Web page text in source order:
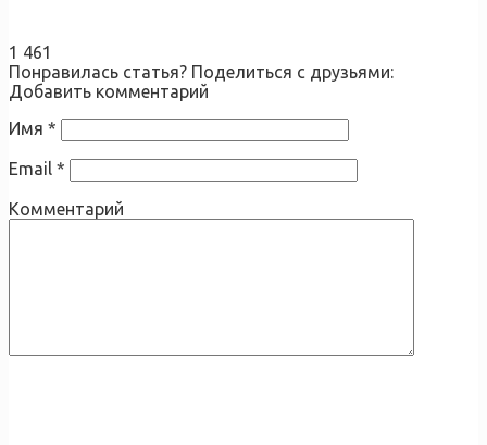
1 461
Понравилась статья? Поделиться с друзьями:
Добавить комментарий
Имя *
Email *
Комментарий